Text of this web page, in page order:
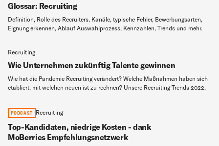
Recruiting
Wie Unternehmen zukünftig Talente gewinnen
Wie hat die Pandemie Recruiting verändert? Welche Maßnahmen haben sich
etabliert, mit welchen neuen ist zu rechnen? Unsere Recruiting-Trends 2022.
PODCAST Recruiting
Top-Kandidaten, niedrige Kosten - dank
MoBerries Empfehlungsnetzwerk
Glossar: Recruiting
Definition, Rolle des Recruiters, Kanäle, typische Fehler, Bewerbungsarten,
Eignung erkennen, Ablauf Auswahlprozess, Kennzahlen, Trends und mehr.